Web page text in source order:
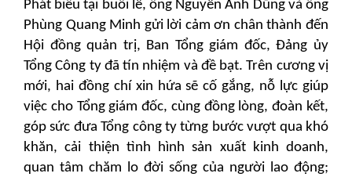
Phát biểu tại buổi lễ, ông Nguyễn Anh Dũng và ông
Phùng Quang Minh gửi lời cảm ơn chân thành đến
Hội đồng quản trị, Ban Tổng giám đốc, Đảng ủy
Tổng Công ty đã tín nhiệm và đề bạt. Trên cương vị
mới, hai đồng chí xin hứa sẽ cố gắng, nỗ lực giúp
việc cho Tổng giám đốc, cùng đồng lòng, đoàn kết,
góp sức đưa Tổng công ty từng bước vượt qua khó
khăn, cải thiện tình hình sản xuất kinh doanh,
quan tâm chăm lo đời sống của người lao động;